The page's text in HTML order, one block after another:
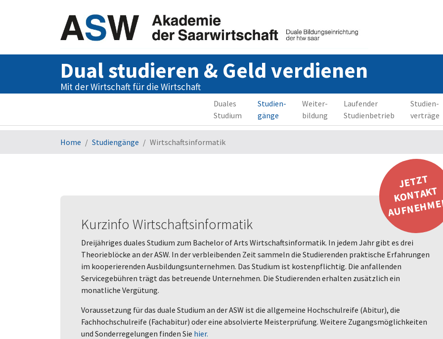
Dual studieren & Geld verdienen
Mit der Wirtschaft für die Wirtschaft
Duales
Studium
Studien-
gänge
Weiter-
bildung
Laufender
Studienbetrieb
Studien-
verträge
Home Studiengänge Wirtschaftsinformatik
JETZT
KONTAKT
Kurzinfo Wirtschaftsinformatik
Dreijähriges duales Studium zum Bachelor of Arts Wirtschaftsinformatik. In jedem Jahr gibt es drei
Theorieblöcke an der ASW. In der verbleibenden Zeit sammeln die Studierenden praktische Erfahrungen
im kooperierenden Ausbildungsunternehmen. Das Studium ist kostenpflichtig. Die anfallenden
Servicegebühren trägt das betreuende Unternehmen. Die Studierenden erhalten zusätzlich ein
monatliche Vergütung.
Voraussetzung für das duale Studium an der ASW ist die allgemeine Hochschulreife (Abitur), die
Fachhochschulreife (Fachabitur) oder eine absolvierte Meisterprüfung. Weitere Zugangsmöglichkeiten
und Sonderregelungen finden Sie hier.